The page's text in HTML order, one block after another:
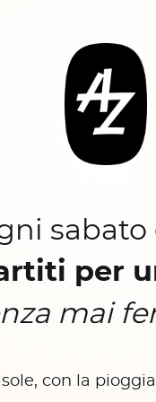
per
mai
con la